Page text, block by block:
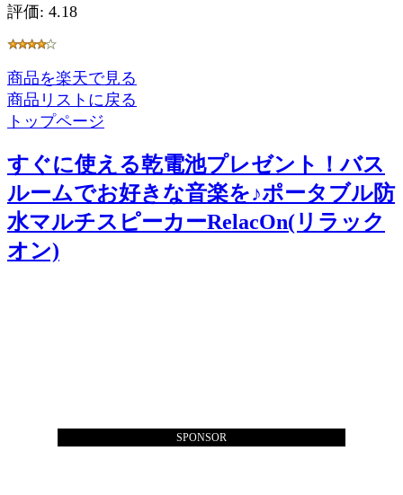
評価: 4.18
商品を楽天で見る
商品リストに戻る
トップページ
すぐに使える乾電池プレゼント！バス
ルームでお好きな音楽を♪ポータブル防
水マルチスピーカーRelacOn(リラック
オン)
SPONSOR